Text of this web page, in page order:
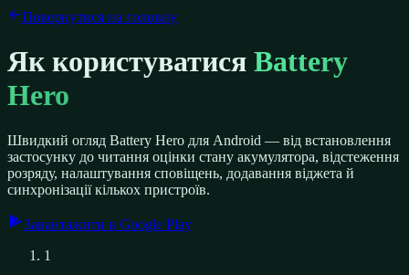
Повернутися на головну
Як користуватися Battery
Hero
Швидкий огляд Battery Hero для Android — від встановлення
застосунку до читання оцінки стану акумулятора, відстеження
розряду, налаштування сповіщень, додавання віджета й
синхронізації кількох пристроїв.
Завантажити в Google Play
1